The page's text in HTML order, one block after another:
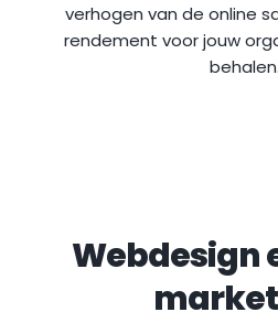
verhogen van de online
rendement voor jouw
behalen.
Webdesign